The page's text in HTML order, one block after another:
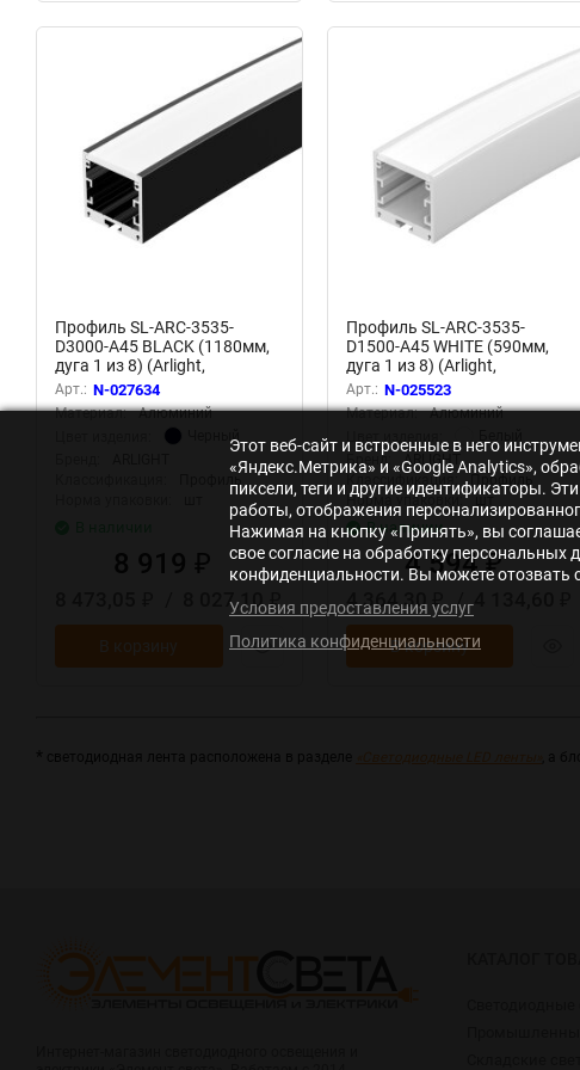
Профиль SL-ARC-3535-
D3000-A45 BLACK (1180мм,
дуга 1 из 8) (Arlight,
Алюминий)
Арт.: N-027634
Материал:
Алюминий
Черный
8 027,10
Профиль SL-ARC-3535-
D1500-A45 WHITE (590мм,
дуга 1 из 8) (Arlight,
Алюминий)
Арт.: N-025523
Материал:
Алюминий
Бренд:
ARLIGHT
Классификация:
Профиль
Норма упаковки:
В наличии
4 594₽
4 364,30 /4 134,60
В корзину
Этот веб-сайт и встроенные в него
«Яндекс.Метрика» и «Google Analytics»,
пиксели, теги и другие идентификаторы.
работы, отображения
Нажимая на кнопку «Принять», вы
свое согласие на обработку
конфиденциальности. Вы можете отозвать
Условия предоставления услуг
Политика конфиденциальности